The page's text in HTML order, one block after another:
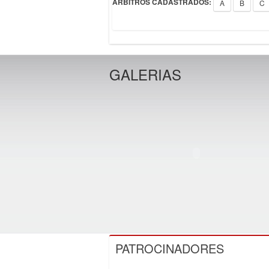
A B C
GALERIAS
PATROCINADORES